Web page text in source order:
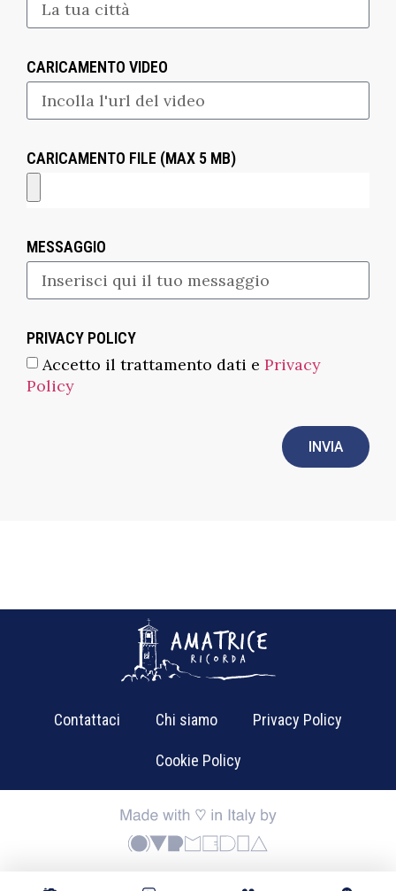
CARICAMENTO VIDEO
CARICAMENTO FILE (MAX 5 MB)
MESSAGGIO
PRIVACY POLICY
Accetto il trattamento dati e Privacy
Policy
INVIA
Contattaci Chi siamo Privacy Policy
Cookie Policy